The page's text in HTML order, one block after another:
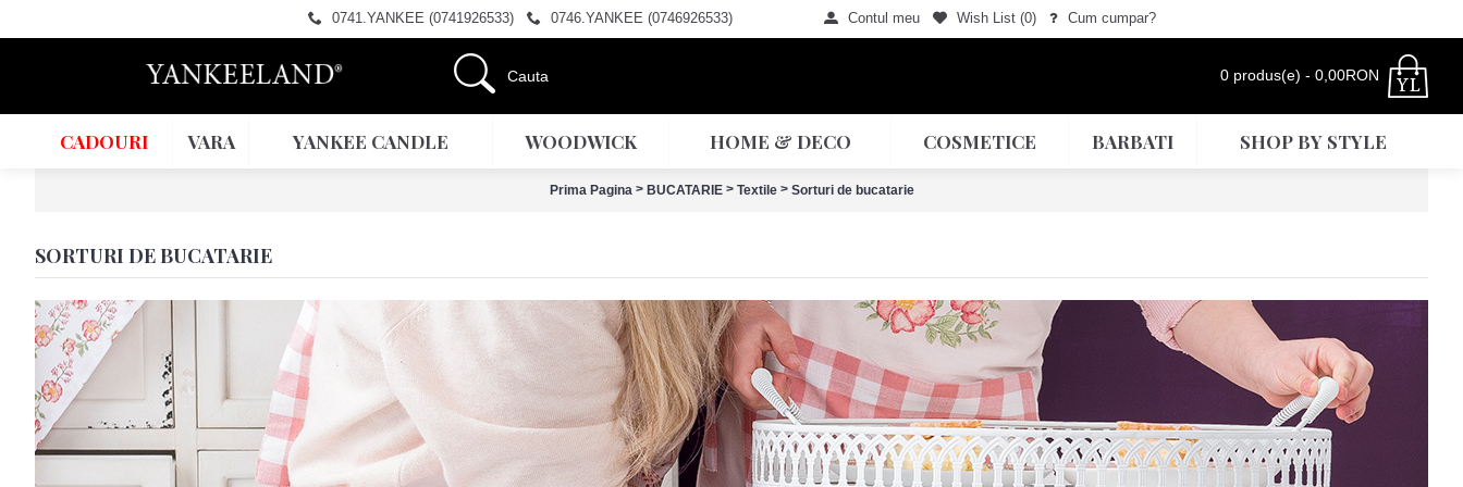
0741.YANKEE (0741926533) 0746.YANKEE (0746926533) Contul meu Wish List (0) Cum cumpar?
0 produs(e) - 0,00RON
CADOURI VARA YANKEE CANDLE WOODWICK HOME & DECO COSMETICE BARBATI SHOP BY STYLE
Prima Pagina > BUCATARIE > Textile > Sorturi de bucatarie
SORTURI DE BUCATARIE